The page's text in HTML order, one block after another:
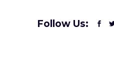
Follow Us: